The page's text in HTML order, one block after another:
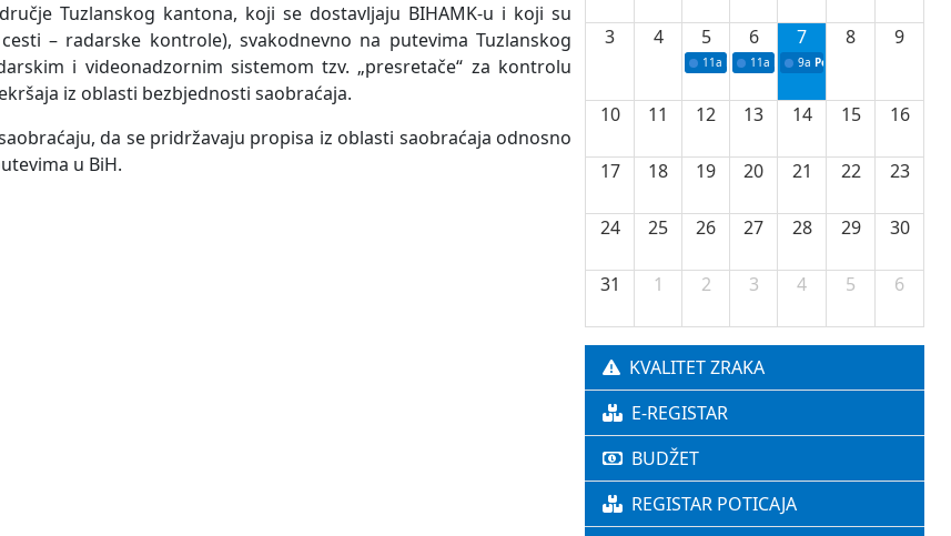
Tuzlanskog kantona, koji se dostavljaju BIHAMK-u i koji su
– radarske kontrole), svakodnevno na putevima Tuzlanskog
i videonadzornim sistemom tzv. „presretače“ za kontrolu
iz oblasti bezbjednosti saobraćaja.
da se pridržavaju propisa iz oblasti saobraćaja odnosno
u BiH.
3 4 5
11a Potpisivanje ugovora o stipendijama
6
11a Podrška razvoju vodne
7
9a Početak izgradnje nove
8 9
10 11 12 13 14 15 16
17 18 19 20 21 22 23
24 25 26 27 28 29 30
31 1 2 3 4 5 6
KVALITET ZRAKA
E-REGISTAR
BUDŽET
REGISTAR POTICAJA